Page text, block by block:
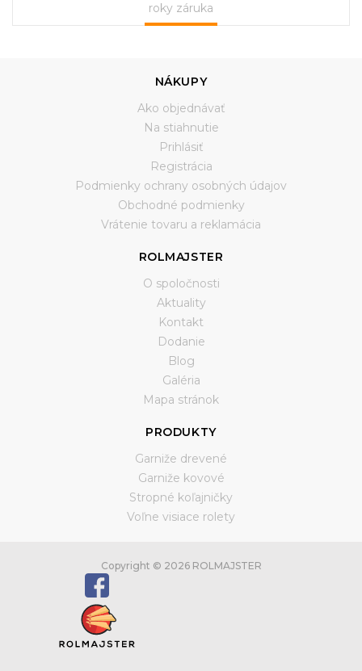
roky záruka
NÁKUPY
Ako objednávať
Na stiahnutie
Prihlásiť
Registrácia
Podmienky ochrany osobných údajov
Obchodné podmienky
Vrátenie tovaru a reklamácia
ROLMAJSTER
O spoločnosti
Aktuality
Kontakt
Dodanie
Blog
Galéria
Mapa stránok
PRODUKTY
Garniže drevené
Garniže kovové
Stropné koľajničky
Voľne visiace rolety
Copyright © 2026 ROLMAJSTER